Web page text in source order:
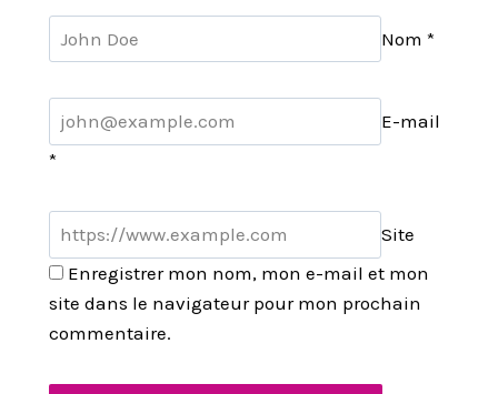
Nom *
E-mail
*
Site
Enregistrer mon nom, mon e-mail et mon
site dans le navigateur pour mon prochain
commentaire.